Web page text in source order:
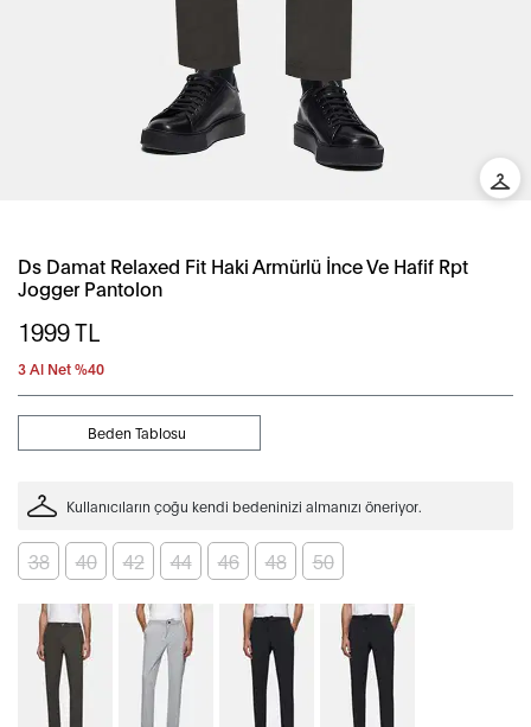
Ds Damat Relaxed Fit Haki Armürlü İnce Ve Hafif Rpt
Jogger Pantolon
1999TL
3 Al Net %40
Beden Tablosu
Kullanıcıların çoğu kendi bedeninizi almanızı öneriyor.
38 40 42 44 46 48 50